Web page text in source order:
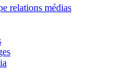
relations médias